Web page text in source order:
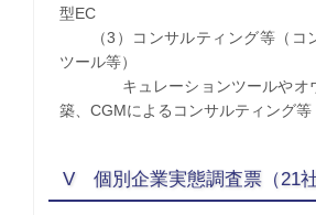
型EC
（3）コンサルティング等（コ
ツール等）
キュレーションツールやオウ
築、CGMによるコンサルティング等
V 個別企業実態調査票（21社